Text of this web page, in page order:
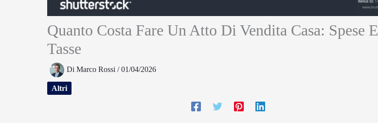
Quanto Costa Fare Un Atto Di Vendita Casa: Spese E
Tasse
Di Marco Rossi /01/04/2026
Altri